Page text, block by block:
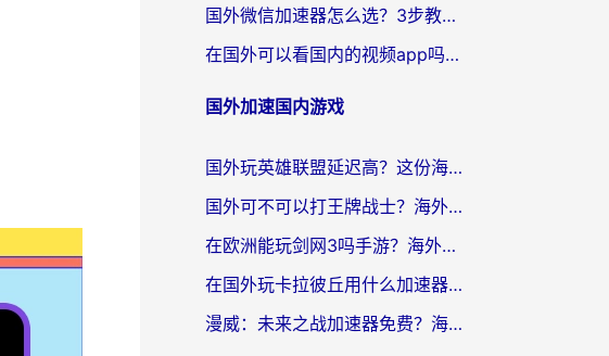
国外微信加速器怎么选？3步教你无缝访问国内资源（附避坑指南）
在国外可以看国内的视频app吗知乎？海外党亲测有效的追剧解决方案
国外加速国内游戏
国外玩英雄联盟延迟高？这份海外畅玩国服游戏的加速器终极指南帮你搞定
国外可不可以打王牌战士？海外党国服游戏加速终极指南（附3款热门游戏实测）
在欧洲能玩剑网3吗手游？海外党国服畅玩终极攻略（附三大热门游戏解决方案）
在国外玩卡拉彼丘用什么加速器好一点？海外党亲测有效的国服游戏加速指南
漫威：未来之战加速器免费？海外玩家国服畅玩终极指南（附一梦江湖弈剑行解决方案）